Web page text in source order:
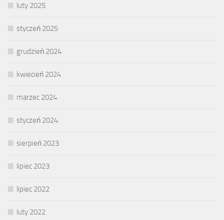
luty 2025
styczeń 2025
grudzień 2024
kwiecień 2024
marzec 2024
styczeń 2024
sierpień 2023
lipiec 2023
lipiec 2022
luty 2022